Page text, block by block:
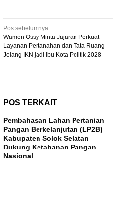
Navigasi
pos
Pos sebelumnya
Wamen Ossy Minta Jajaran Perkuat
Layanan Pertanahan dan Tata Ruang
Jelang IKN jadi Ibu Kota Politik 2028
POS TERKAIT
Pembahasan Lahan Pertanian
Pangan Berkelanjutan (LP2B)
Kabupaten Solok Selatan
Dukung Ketahanan Pangan
Nasional